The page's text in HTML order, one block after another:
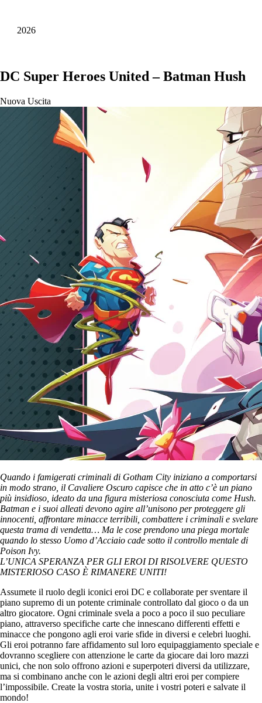
2026
DC Super Heroes United – Batman Hush
Nuova Uscita
Quando i famigerati criminali di Gotham City iniziano a comportarsi
in modo strano, il Cavaliere Oscuro capisce che in atto c’è un piano
più insidioso, ideato da una figura misteriosa conosciuta come Hush.
Batman e i suoi alleati devono agire all’unisono per proteggere gli
innocenti, affrontare minacce terribili, combattere i criminali e svelare
questa trama di vendetta… Ma le cose prendono una piega mortale
quando lo stesso Uomo d’Acciaio cade sotto il controllo mentale di
Poison Ivy.
L’UNICA SPERANZA PER GLI EROI DI RISOLVERE QUESTO
MISTERIOSO CASO È RIMANERE UNITI!
Assumete il ruolo degli iconici eroi DC e collaborate per sventare il
piano supremo di un potente criminale controllato dal gioco o da un
altro giocatore. Ogni criminale svela a poco a poco il suo peculiare
piano, attraverso specifiche carte che innescano differenti effetti e
minacce che pongono agli eroi varie sfide in diversi e celebri luoghi.
Gli eroi potranno fare affidamento sul loro equipaggiamento speciale e
dovranno scegliere con attenzione le carte da giocare dai loro mazzi
unici, che non solo offrono azioni e superpoteri diversi da utilizzare,
ma si combinano anche con le azioni degli altri eroi per compiere
l’impossibile. Create la vostra storia, unite i vostri poteri e salvate il
mondo!